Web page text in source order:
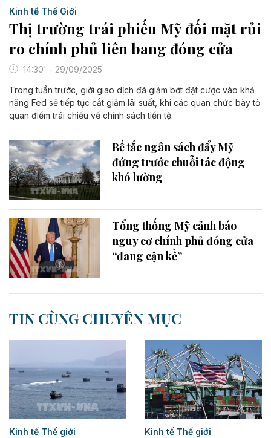
Kinh tế Thế Giới
Thị trường trái phiếu Mỹ đối mặt rủi
ro chính phủ liên bang đóng cửa
14:30' - 29/09/2025
Trong tuần trước, giới giao dịch đã giảm bớt đặt cược vào khả
năng Fed sẽ tiếp tục cắt giảm lãi suất, khi các quan chức bày tỏ
quan điểm trái chiều về chính sách tiền tệ.
Bế tắc ngân sách đẩy Mỹ
đứng trước chuỗi tác động
khó lường
Tổng thống Mỹ cảnh báo
nguy cơ chính phủ đóng cửa
“đang cận kề”
TIN CÙNG CHUYÊN MỤC
Kinh tế Thế giới Kinh tế Thế giới